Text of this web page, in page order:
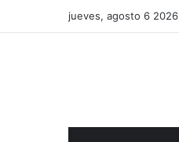
jueves, agosto 6 2026